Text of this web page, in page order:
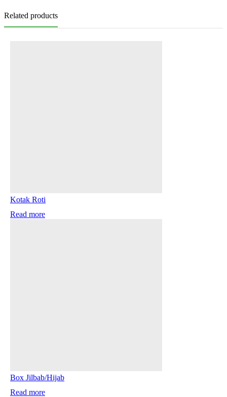
Related products
Kotak Roti
Read more
Box Jilbab/Hijab
Read more